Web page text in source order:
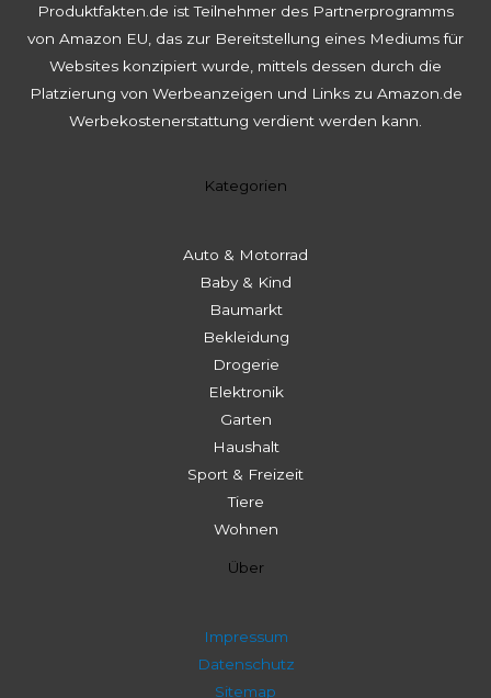
Produktfakten.de ist Teilnehmer des Partnerprogramms
von Amazon EU, das zur Bereitstellung eines Mediums für
Websites konzipiert wurde, mittels dessen durch die
Platzierung von Werbeanzeigen und Links zu Amazon.de
Werbekostenerstattung verdient werden kann.
Kategorien
Auto & Motorrad
Baby & Kind
Baumarkt
Bekleidung
Drogerie
Elektronik
Garten
Haushalt
Sport & Freizeit
Tiere
Wohnen
Über
Impressum
Datenschutz
Sitemap